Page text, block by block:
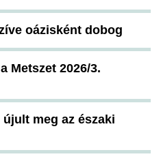
oázisként dobog
Metszet 2026/3.
meg az északi